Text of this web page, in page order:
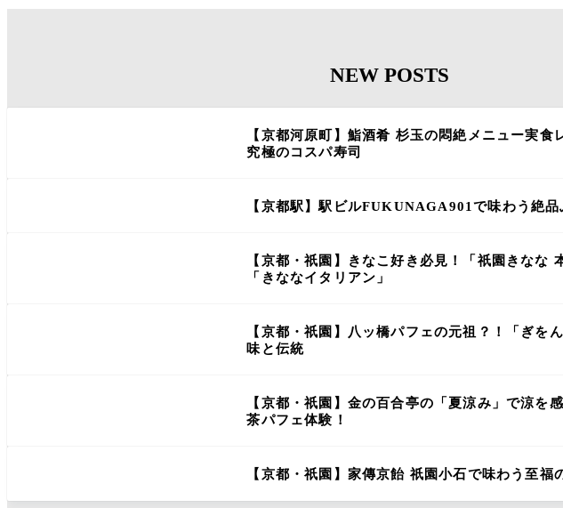
NEW POSTS
【京都河原町】鮨酒肴 杉玉の悶絶メニュー実食
究極のコスパ寿司
【京都駅】駅ビルFUKUNAGA901で味わう絶品
【京都・祇園】きなこ好き必見！「祇園きなな
「きななイタリアン」
【京都・祇園】八ッ橋パフェの元祖？！「ぎを
味と伝統
【京都・祇園】金の百合亭の「夏涼み」で涼を
茶パフェ体験！
【京都・祇園】家傳京飴 祇園小石で味わう至福